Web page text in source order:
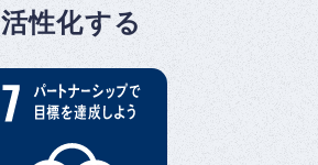
活性化する